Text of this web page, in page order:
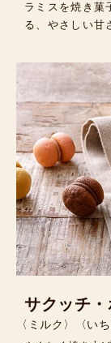
ラミスを焼き菓
る、やさしい甘
サクッチ
〈ミルク〉〈い